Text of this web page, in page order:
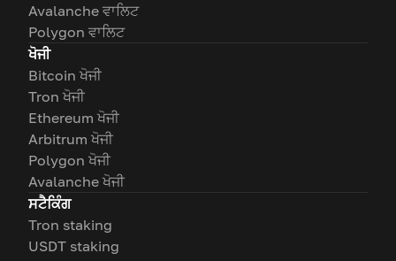
Avalanche ਵਾਲਿਟ
Polygon ਵਾਲਿਟ
ਖੋਜੀ
Bitcoin ਖੋਜੀ
Tron ਖੋਜੀ
Ethereum ਖੋਜੀ
Arbitrum ਖੋਜੀ
Polygon ਖੋਜੀ
Avalanche ਖੋਜੀ
ਸਟੈਕਿੰਗ
Tron staking
USDT staking